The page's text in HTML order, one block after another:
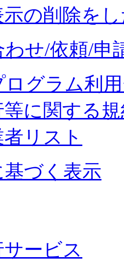
の削除を
わせ/依頼/申
ログラム利
に関する
リスト
づく表示
ービス